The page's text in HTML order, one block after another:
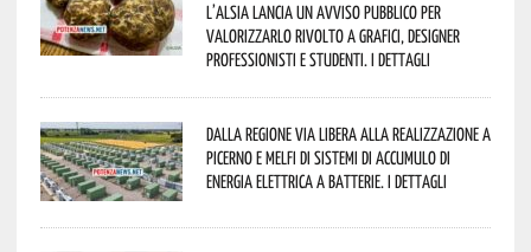
l’Alsia lancia un avviso pubblico per
valorizzarlo rivolto a grafici, designer
professionisti e studenti. I dettagli
Dalla Regione via libera alla realizzazione a
Picerno e Melfi di sistemi di accumulo di
energia elettrica a batterie. I dettagli